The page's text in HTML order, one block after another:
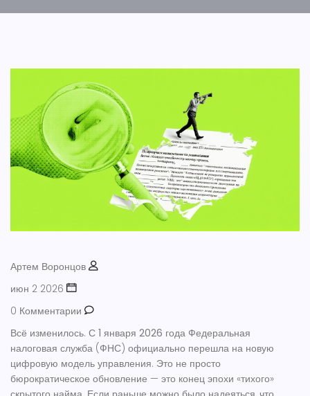
Артем Воронцов
июн 2 2026
0 Комментарии
Всё изменилось. С 1 января 2026 года Федеральная
налоговая служба (ФНС) официально перешла на новую
цифровую модель управления. Это не просто
бюрократическое обновление — это конец эпохи «тихого»